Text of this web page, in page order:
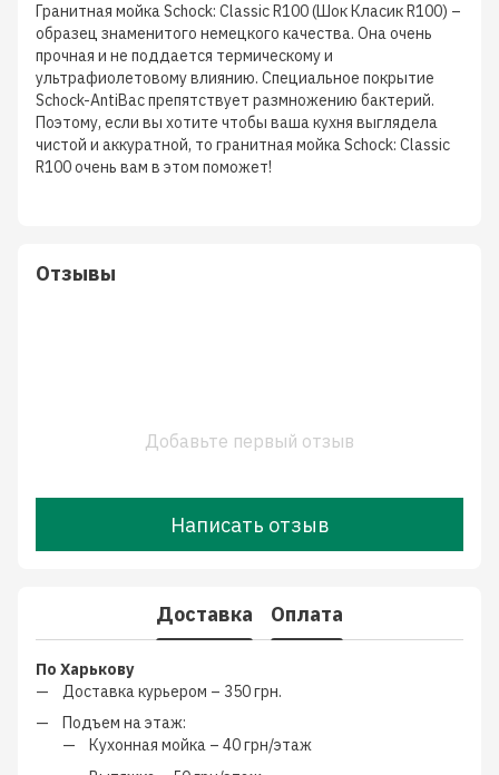
Гранитная мойка Schock: Classic R100 (Шок Класик R100) –
образец знаменитого немецкого качества. Она очень
прочная и не поддается термическому и
ультрафиолетовому влиянию. Специальное покрытие
Schock-AntiBac препятствует размножению бактерий.
Поэтому, если вы хотите чтобы ваша кухня выглядела
чистой и аккуратной, то гранитная мойка Schock: Classic
R100 очень вам в этом поможет!
Отзывы
Добавьте первый отзыв
Написать отзыв
Доставка Оплата
По Харькову
Доставка курьером – 350 грн.
Подъем на этаж:
Кухонная мойка – 40 грн/этаж